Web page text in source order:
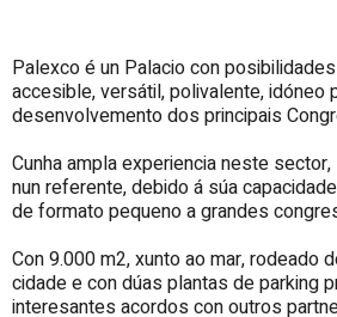
Palexco é un Palacio con
accesible, versátil, polivalente, idóneo
desenvolvemento dos principais
Cunha ampla experiencia neste
nun referente, debido á súa
de formato pequeno a grandes
Con 9.000 m2, xunto ao mar, rodeado
cidade e con dúas plantas de parking
interesantes acordos con outros